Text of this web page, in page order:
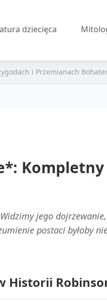
dziecięca
i Przemianach
jego
postaci byłoby
Historii